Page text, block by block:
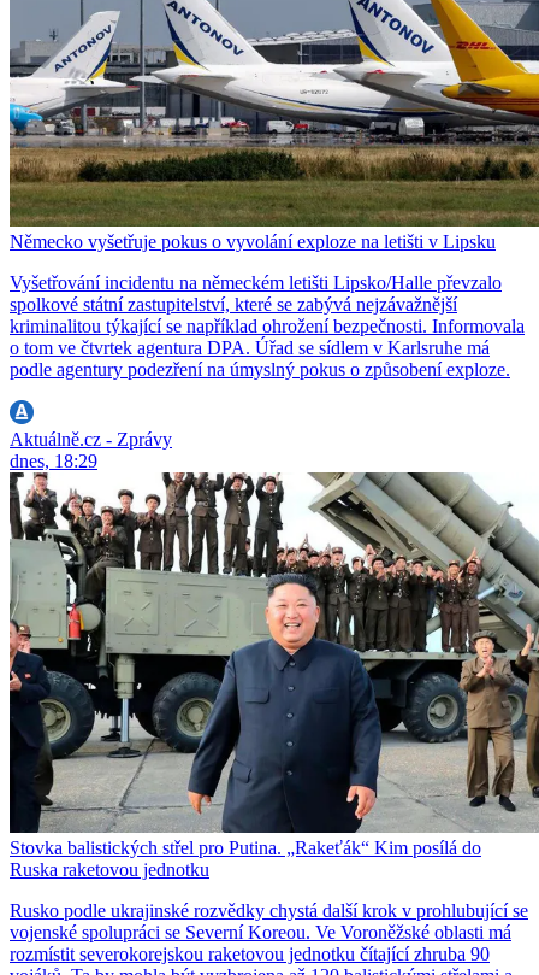
Německo vyšetřuje pokus o vyvolání exploze na letišti v Lipsku
Vyšetřování incidentu na německém letišti Lipsko/Halle převzalo
spolkové státní zastupitelství, které se zabývá nejzávažnější
kriminalitou týkající se například ohrožení bezpečnosti. Informovala
o tom ve čtvrtek agentura DPA. Úřad se sídlem v Karlsruhe má
podle agentury podezření na úmyslný pokus o způsobení exploze.
Aktuálně.cz - Zprávy
dnes, 18:29
Stovka balistických střel pro Putina. „Rakeťák“ Kim posílá do
Ruska raketovou jednotku
Rusko podle ukrajinské rozvědky chystá další krok v prohlubující se
vojenské spolupráci se Severní Koreou. Ve Voroněžské oblasti má
rozmístit severokorejskou raketovou jednotku čítající zhruba 90